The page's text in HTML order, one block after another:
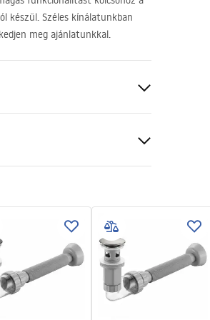
készül. Széles kínálatunkban
meg ajánlatunkkal.
_5.pdf